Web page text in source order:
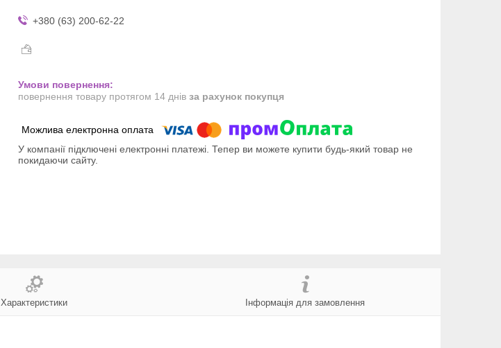
+380 (63) 200-62-22
повернення товару протягом 14 днів за рахунок покупця
У компанії підключені електронні платежі. Тепер ви можете купити будь-який товар не
покидаючи сайту.
Характеристики Інформація для замовлення